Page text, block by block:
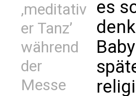
‚meditativ
er Tanz’
während
der
Messe
es